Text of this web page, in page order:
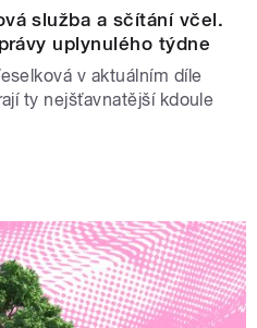
služba a sčítání včel.
uplynulého týdne
v aktuálním díle
ty nejšťavnatější kdoule